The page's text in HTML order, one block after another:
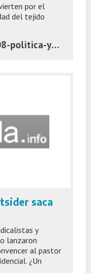
por el
del tejido
https://latecla.info/165908-politica-y-religion-kicillof-recibio-a-pastores-y-crecen-los-reclamos-por-la-situacion-social
saca
y
lanzaron
al pastor
¿Un